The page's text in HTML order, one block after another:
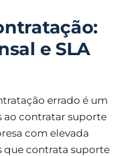
e SLA
errado é um
ao contratar suporte
com elevada
que contrata suporte